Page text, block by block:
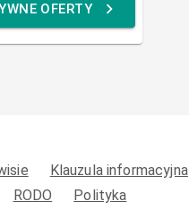
OFERTY
Klauzula informacyjna
RODO
Polityka